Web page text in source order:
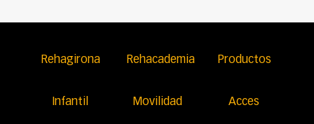
Rehagirona Rehacademia Productos
Infantil Movilidad Acces